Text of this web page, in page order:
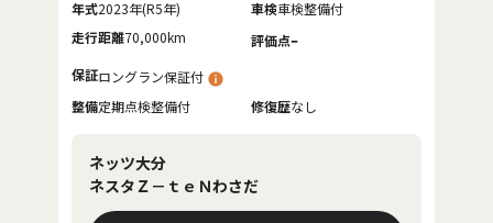
年式2023年(R5年) 車検車検整備付
走行距離70,000km 評価点-
保証ロングラン保証付
整備定期点検整備付 修復歴なし
ネッツ大分
ネスタＺ－ｔｅＮわさだ